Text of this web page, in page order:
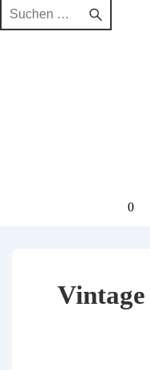
Suchen
nach:
0